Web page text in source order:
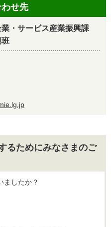
せ先
・サービス産業振興課
班
るためにみなさまのご
ましたか？